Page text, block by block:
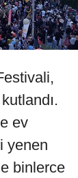
ev
yenen
binlerce